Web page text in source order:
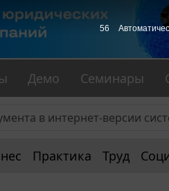
Демо Семинары
Практика Труд
56